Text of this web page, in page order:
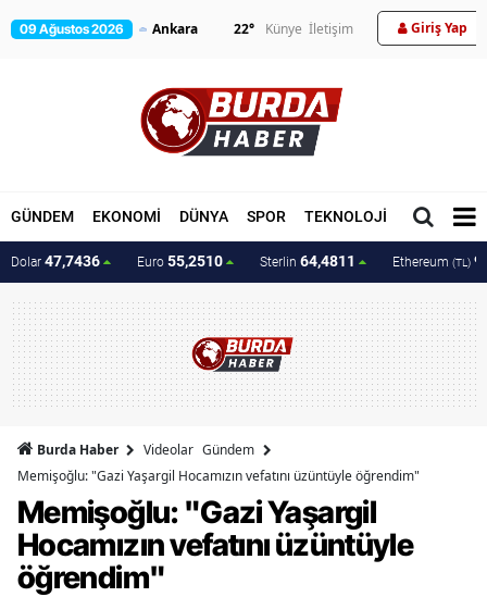
09 Ağustos 2026 22° Künye İletişim Giriş Yap
GÜNDEM EKONOMİ DÜNYA SPOR TEKNOLOJİ MAGAZİN
Dolar 47,7436 Euro 55,2510 Sterlin 64,4811 Ethereum (TL)
Burda Haber Videolar Gündem
Memişoğlu: "Gazi Yaşargil Hocamızın vefatını üzüntüyle öğrendim"
Memişoğlu: "Gazi Yaşargil
Hocamızın vefatını üzüntüyle
öğrendim"